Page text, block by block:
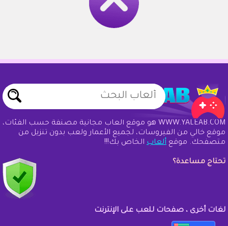
WWW.YALEAB.COM هو موقع ألعاب مجانية مصنفة حسب الفئات،
موقع خالي من الفيروسات، لجميع الأعمار ولعب بدون تنزيل من
متصفحك. موقع ألعاب الخاص بك!!!
تحتاج مساعدة؟
لغات أخرى ، صفحات للعب على الإنترنت